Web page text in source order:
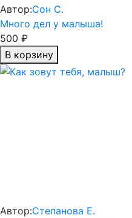
Автор:Сон С.
Много дел у малыша!
500 ₽
В корзину
Автор:Степанова Е.